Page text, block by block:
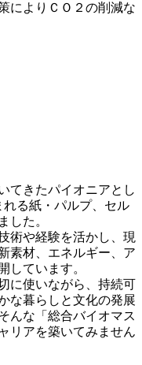
によりＣＯ２の削減な
てきたパイオニアとし
る紙・パルプ、セル
した。
術や経験を活かし、現
素材、エネルギー、ア
しています。
に使いながら、持続可
な暮らしと文化の発展
んな「総合バイオマス
リアを築いてみません